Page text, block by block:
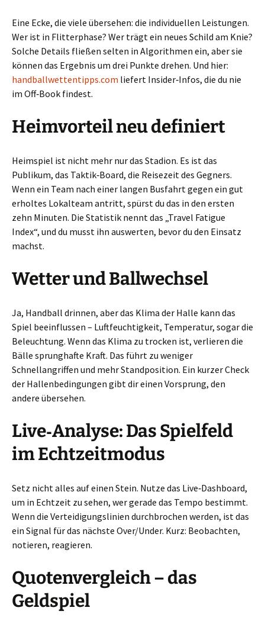
Eine Ecke, die viele übersehen: die individuellen Leistungen.
Wer ist in Flitterphase? Wer trägt ein neues Schild am Knie?
Solche Details fließen selten in Algorithmen ein, aber sie
können das Ergebnis um drei Punkte drehen. Und hier:
handballwettentipps.com liefert Insider‑Infos, die du nie
im Off‑Book findest.
Heimvorteil neu definiert
Heimspiel ist nicht mehr nur das Stadion. Es ist das
Publikum, das Taktik‑Board, die Reisezeit des Gegners.
Wenn ein Team nach einer langen Busfahrt gegen ein gut
erholtes Lokalteam antritt, spürst du das in den ersten
zehn Minuten. Die Statistik nennt das „Travel Fatigue
Index“, und du musst ihn auswerten, bevor du den Einsatz
machst.
Wetter und Ballwechsel
Ja, Handball drinnen, aber das Klima der Halle kann das
Spiel beeinflussen – Luftfeuchtigkeit, Temperatur, sogar die
Beleuchtung. Wenn das Klima zu trocken ist, verlieren die
Bälle sprunghafte Kraft. Das führt zu weniger
Schnellangriffen und mehr Standposition. Ein kurzer Check
der Hallenbedingungen gibt dir einen Vorsprung, den
andere übersehen.
Live‑Analyse: Das Spielfeld
im Echtzeitmodus
Setz nicht alles auf einen Stein. Nutze das Live‑Dashboard,
um in Echtzeit zu sehen, wer gerade das Tempo bestimmt.
Wenn die Verteidigungslinien durchbrochen werden, ist das
ein Signal für das nächste Over/Under. Kurz: Beobachten,
notieren, reagieren.
Quotenvergleich – das
Geldspiel